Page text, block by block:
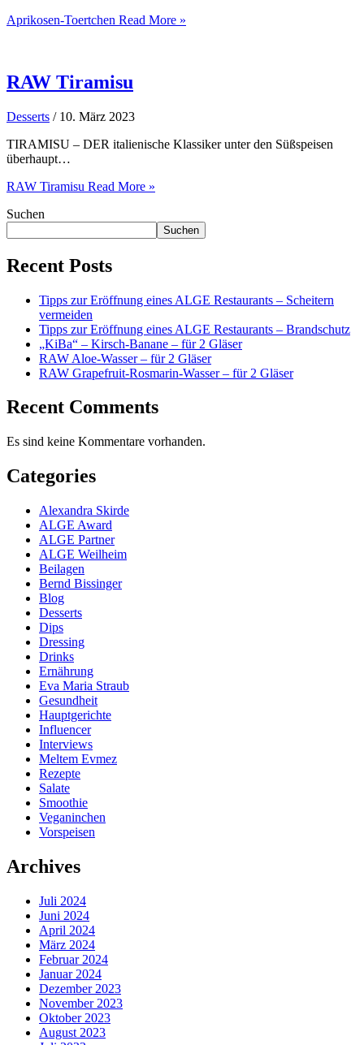
Aprikosen-Toertchen Read More »
RAW Tiramisu
Desserts / 10. März 2023
TIRAMISU – DER italienische Klassiker unter den Süßspeisen
überhaupt…
RAW Tiramisu Read More »
Suchen
Suchen
Recent Posts
Tipps zur Eröffnung eines ALGE Restaurants – Scheitern
vermeiden
Tipps zur Eröffnung eines ALGE Restaurants – Brandschutz
„KiBa“ – Kirsch-Banane – für 2 Gläser
RAW Aloe-Wasser – für 2 Gläser
RAW Grapefruit-Rosmarin-Wasser – für 2 Gläser
Recent Comments
Es sind keine Kommentare vorhanden.
Categories
Alexandra Skirde
ALGE Award
ALGE Partner
ALGE Weilheim
Beilagen
Bernd Bissinger
Blog
Desserts
Dips
Dressing
Drinks
Ernährung
Eva Maria Straub
Gesundheit
Hauptgerichte
Influencer
Interviews
Meltem Evmez
Rezepte
Salate
Smoothie
Veganinchen
Vorspeisen
Archives
Juli 2024
Juni 2024
April 2024
März 2024
Februar 2024
Januar 2024
Dezember 2023
November 2023
Oktober 2023
August 2023